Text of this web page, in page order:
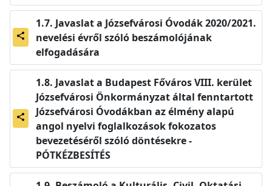
share
Javaslat a Józsefvárosi Óvodák 2020/2021.
nevelési évről szóló beszámolójának
elfogadására
share
Javaslat a Budapest Főváros VIII. kerület
Józsefvárosi Önkormányzat által fenntartott
Józsefvárosi Óvodákban az élmény alapú
angol nyelvi foglalkozások fokozatos
bevezetéséről szóló döntésekre -
PÓTKÉZBESÍTÉS